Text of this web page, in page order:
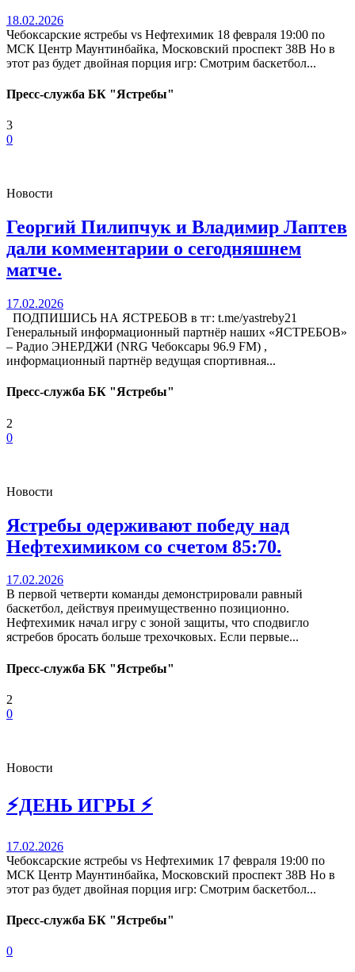
18.02.2026
Чебоксарские ястребы vs Нефтехимик 18 февраля 19:00 по
МСК Центр Маунтинбайка, Московский проспект 38В Но в
этот раз будет двойная порция игр: Смотрим баскетбол...
Пресс-служба БК "Ястребы"
3
0
Новости
Георгий Пилипчук и Владимир Лаптев
дали комментарии о сегодняшнем
матче.
17.02.2026
ПОДПИШИСЬ НА ЯСТРЕБОВ в тг: t.me/yastreby21
Генеральный информационный партнёр наших «ЯСТРЕБОВ»
– Радио ЭНЕРДЖИ (NRG Чебоксары 96.9 FM) ,
информационный партнёр ведущая спортивная...
Пресс-служба БК "Ястребы"
2
0
Новости
Ястребы одерживают победу над
Нефтехимиком со счетом 85:70.
17.02.2026
В первой четверти команды демонстрировали равный
баскетбол, действуя преимущественно позиционно.
Нефтехимик начал игру с зоной защиты, что сподвигло
ястребов бросать больше трехочковых. Если первые...
Пресс-служба БК "Ястребы"
2
0
Новости
⚡️ДЕНЬ ИГРЫ ⚡️
17.02.2026
Чебоксарские ястребы vs Нефтехимик 17 февраля 19:00 по
МСК Центр Маунтинбайка, Московский проспект 38В Но в
этот раз будет двойная порция игр: Смотрим баскетбол...
Пресс-служба БК "Ястребы"
0